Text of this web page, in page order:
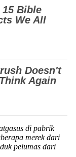
di pabrik
merek dari
pelumas dari